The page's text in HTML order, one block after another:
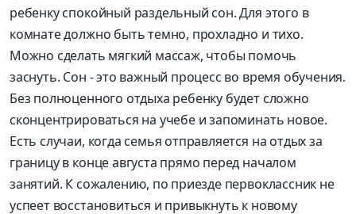
ребенку спокойный раздельный сон. Для этого в
комнате должно быть темно, прохладно и тихо.
Можно сделать мягкий массаж, чтобы помочь
заснуть. Сон - это важный процесс во время обучения.
Без полноценного отдыха ребенку будет сложно
сконцентрироваться на учебе и запоминать новое.
Есть случаи, когда семья отправляется на отдых за
границу в конце августа прямо перед началом
занятий. К сожалению, по приезде первоклассник не
успеет восстановиться и привыкнуть к новому